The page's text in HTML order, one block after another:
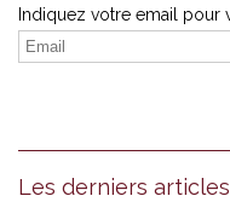
Indiquez votre email pour
Les derniers articles